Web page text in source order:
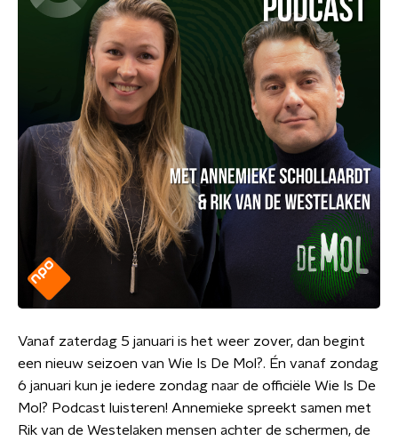
Vanaf zaterdag 5 januari is het weer zover, dan begint
een nieuw seizoen van Wie Is De Mol?. Én vanaf zondag
6 januari kun je iedere zondag naar de officiële Wie Is De
Mol? Podcast luisteren! Annemieke spreekt samen met
Rik van de Westelaken mensen achter de schermen, de